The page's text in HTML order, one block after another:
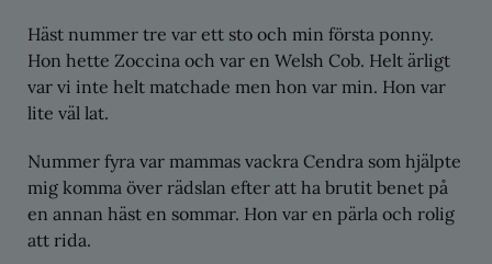
Häst nummer tre var ett sto och min första ponny.
Hon hette Zoccina och var en Welsh Cob. Helt ärligt
var vi inte helt matchade men hon var min. Hon var
lite väl lat.
Nummer fyra var mammas vackra Cendra som hjälpte
mig komma över rädslan efter att ha brutit benet på
en annan häst en sommar. Hon var en pärla och rolig
att rida.